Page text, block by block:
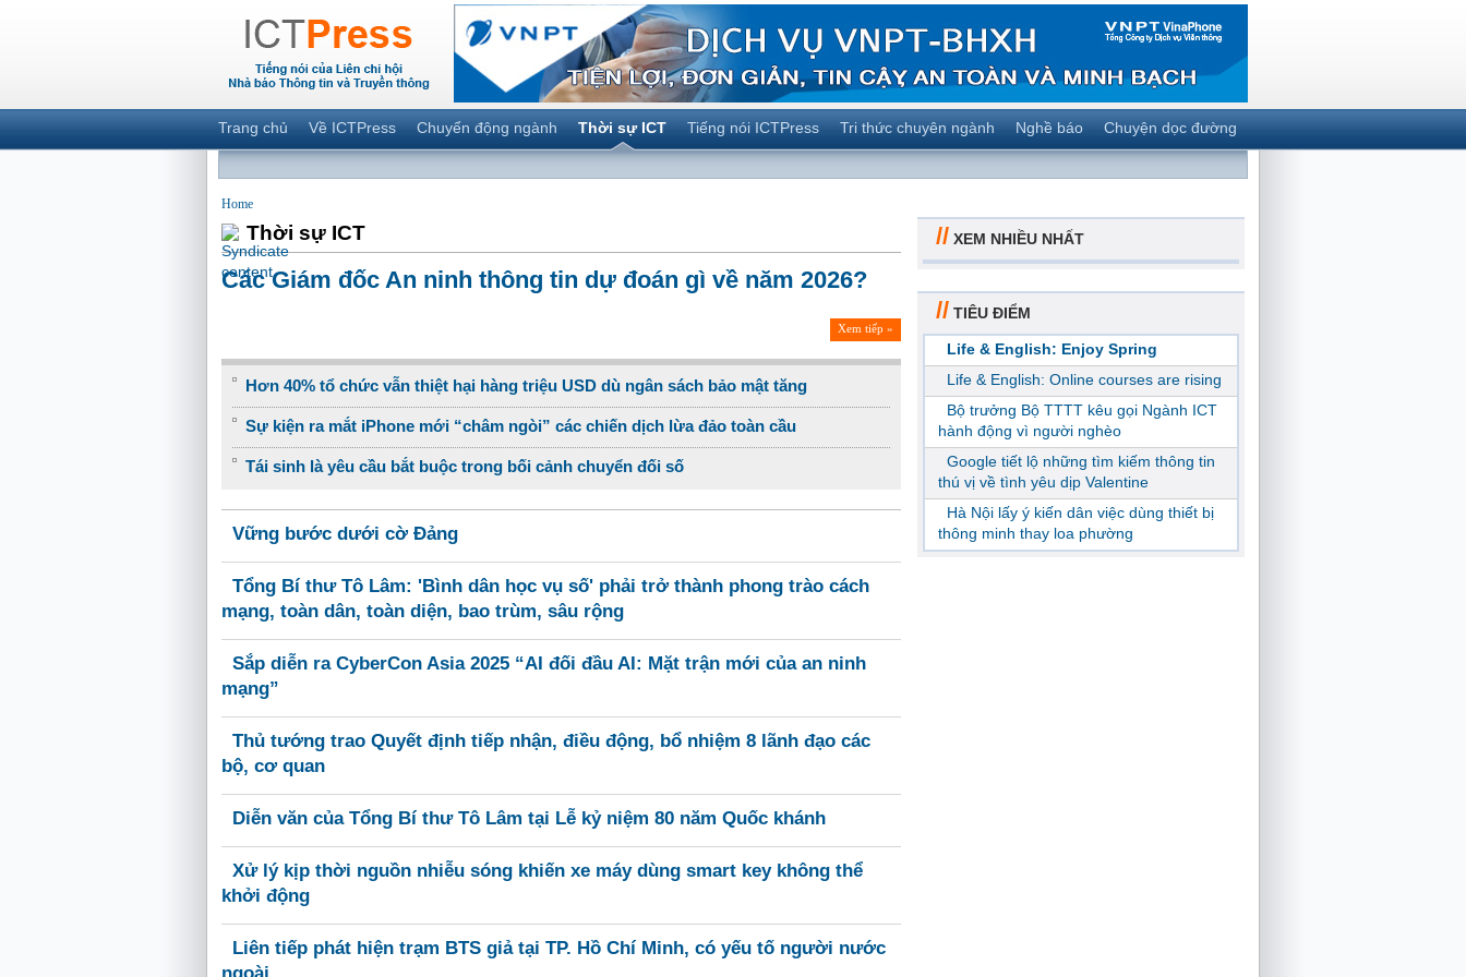
Trang chủ Về ICTPress Chuyển động ngành Thời sự ICT Tiếng nói ICTPress Tri thức chuyên ngành Nghề báo Chuyện dọc đường
Home
Thời sự ICT
Các Giám đốc An ninh thông tin dự đoán gì về năm 2026?
Xem tiếp »
Hơn 40% tổ chức vẫn thiệt hại hàng triệu USD dù ngân sách bảo mật tăng
Sự kiện ra mắt iPhone mới “châm ngòi” các chiến dịch lừa đảo toàn cầu
Tái sinh là yêu cầu bắt buộc trong bối cảnh chuyển đối số
Vững bước dưới cờ Đảng
Tổng Bí thư Tô Lâm: 'Bình dân học vụ số' phải trở thành phong trào cách
mạng, toàn dân, toàn diện, bao trùm, sâu rộng
Sắp diễn ra CyberCon Asia 2025 “AI đối đầu AI: Mặt trận mới của an ninh
mạng”
Thủ tướng trao Quyết định tiếp nhận, điều động, bổ nhiệm 8 lãnh đạo các
bộ, cơ quan
Diễn văn của Tổng Bí thư Tô Lâm tại Lễ kỷ niệm 80 năm Quốc khánh
Xử lý kịp thời nguồn nhiễu sóng khiến xe máy dùng smart key không thể
khởi động
Liên tiếp phát hiện trạm BTS giả tại TP. Hồ Chí Minh, có yếu tố người nước
// XEM NHIỀU NHẤT
// TIÊU ĐIỂM
Life & English: Enjoy Spring
Life & English: Online courses are rising
Bộ trưởng Bộ TTTT kêu gọi Ngành ICT
hành động vì người nghèo
Google tiết lộ những tìm kiếm thông tin
thú vị về tình yêu dịp Valentine
Hà Nội lấy ý kiến dân việc dùng thiết bị
thông minh thay loa phường